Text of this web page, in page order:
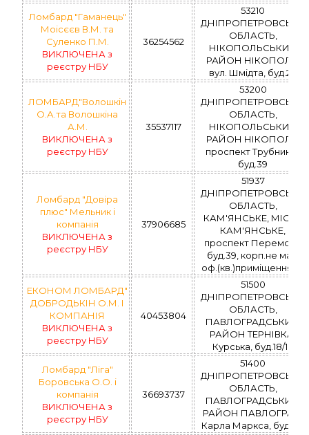
Ломбард "Гаманець"
Моісєєв В.М. та
Суленко П.М.
ВИКЛЮЧЕНА з
реєстру НБУ
36254562
53210
ДНІПРОПЕТРОВСЬКА
ОБЛАСТЬ,
НІКОПОЛЬСЬКИЙ
РАЙОН НІКОПОЛЬ,
вул. Шмідта, буд.2а
ЛОМБАРД"Волошкін
О.А.та Волошкіна
А.М.
ВИКЛЮЧЕНА з
реєстру НБУ
35537117
53200
ДНІПРОПЕТРОВСЬКА
ОБЛАСТЬ,
НІКОПОЛЬСЬКИЙ
РАЙОН НІКОПОЛЬ,
проспект Трубників,
буд.39
Ломбард "Довіра
плюс" Мельник і
компанія
ВИКЛЮЧЕНА з
реєстру НБУ
37906685
51937
ДНІПРОПЕТРОВСЬКА
ОБЛАСТЬ,
КАМ'ЯНСЬКЕ, МІСТО
КАМ'ЯНСЬКЕ,
проспект Перемоги,
буд.39, корп.не має,
оф.(кв.)приміщення 74
ЕКОНОМ ЛОМБАРД"
ДОБРОДЬКІН О.М. І
КОМПАНІЯ
ВИКЛЮЧЕНА з
реєстру НБУ
40453804
51500
ДНІПРОПЕТРОВСЬКА
ОБЛАСТЬ,
ПАВЛОГРАДСЬКИЙ
РАЙОН ТЕРНІВКА,
Курська, буд.18/10
Ломбард "Ліга"
Боровська О.О. і
компанія
ВИКЛЮЧЕНА з
реєстру НБУ
36693737
51400
ДНІПРОПЕТРОВСЬКА
ОБЛАСТЬ,
ПАВЛОГРАДСЬКИЙ
РАЙОН ПАВЛОГРАД,
Карла Маркса, буд.21/1